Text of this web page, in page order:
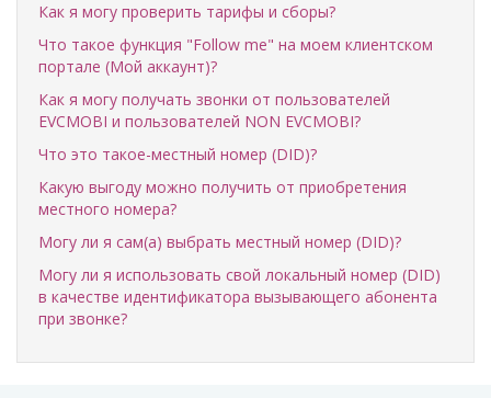
Как я могу проверить тарифы и сборы?
Что такое функция "Follow me" на моем клиентском
портале (Мой аккаунт)?
Как я могу получать звонки от пользователей
EVCMOBI и пользователей NON EVCMOBI?
Что это такое-местный номер (DID)?
Какую выгоду можно получить от приобретения
местного номера?
Могу ли я сам(а) выбрать местный номер (DID)?
Могу ли я использовать свой локальный номер (DID)
в качестве идентификатора вызывающего абонента
при звонке?